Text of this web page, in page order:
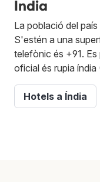
Índia
La població del país
S'estén a una
telefònic és +91. Es
oficial és rupia índia
Hotels a Índia